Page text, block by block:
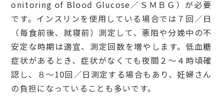
onitoring of Blood Glucose／ＳＭＢＧ）が必要
です。インスリンを使用している場合では７回／日
（毎食前後、就寝前）測定して、悪阻や分娩中の不
安定な時期は適宜、測定回数を増やします。低血糖
症状があるとき、症状がなくても夜間２〜４時頃確
認し、８〜10回／日測定する場合もあり、妊婦さん
の負担になっていることも多いです。